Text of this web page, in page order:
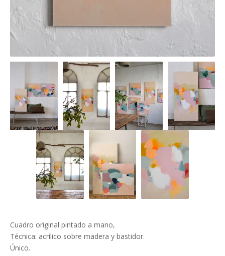
Cuadro original pintado a mano,
Técnica: acrílico sobre madera y bastidor.
Único.